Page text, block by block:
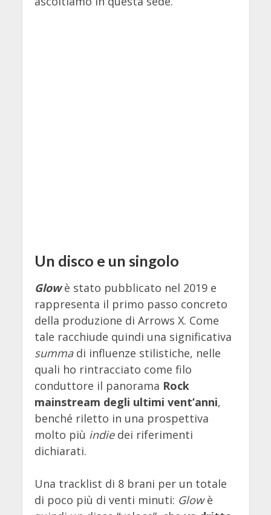
Un disco e un singolo
Glowè stato pubblicato nel 2019 e
rappresenta il primo passo concreto
della produzione di Arrows X. Come
tale racchiude quindi una significativa
summadi influenze stilistiche, nelle
quali ho rintracciato come filo
conduttore il panorama Rock
mainstream degli ultimi vent’anni,
benché riletto in una prospettiva
molto più indie dei riferimenti
dichiarati.
Una tracklist di 8 brani per un totale
di poco più di venti minuti: Glowè